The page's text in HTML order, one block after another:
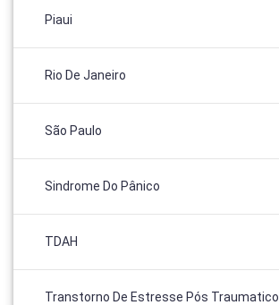
Piaui
Rio De Janeiro
São Paulo
Sindrome Do Pânico
TDAH
Transtorno De Estresse Pós Traumatico